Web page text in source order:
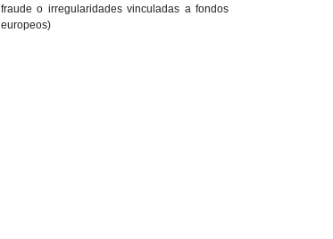
fraude o irregularidades vinculadas a fondos
europeos)